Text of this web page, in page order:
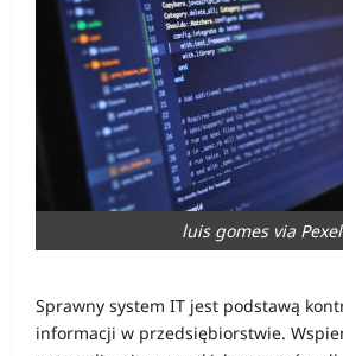
luis gomes via
Sprawny system IT jest podstawą
informacji w przedsiębiorstwie.